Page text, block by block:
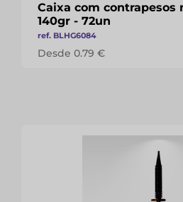
Caixa com contrapesos
140gr - 72un
ref. BLHG6084
Desde 0.79 €